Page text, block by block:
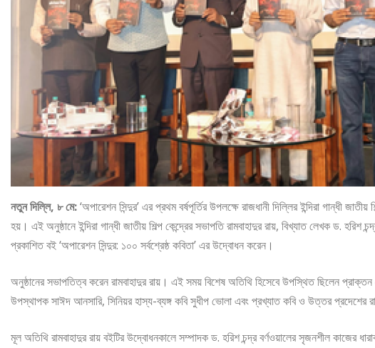
নতুন দিল্লি, ৮ মে:‘অপারেশন সিন্দুর’ এর প্রথম বর্ষপূর্তির উপলক্ষে রাজধানী দিল্লির ইন্দিরা গান্ধী
হয়। এই অনুষ্ঠানে ইন্দিরা গান্ধী জাতীয় শিল্প কেন্দ্রের সভাপতি রামবাহাদুর রায়, বিখ্যাত লেখক ড. হরিশ
প্রকাশিত বই ‘অপারেশন সিন্দুর: ১০০ সর্বশ্রেষ্ঠ কবিতা’ এর উদ্বোধন করেন।
অনুষ্ঠানের সভাপতিত্ব করেন রামবাহাদুর রায়। এই সময় বিশেষ অতিথি হিসেবে উপস্থিত ছিলেন প্রাক্তন
উপস্থাপক সাঈদ আনসারি, সিনিয়র হাস্য-ব্যঙ্গ কবি সুধীপ ভোলা এবং প্রখ্যাত কবি ও উত্তর প্রদেশের
মূল অতিথি রামবাহাদুর রায় বইটির উদ্বোধনকালে সম্পাদক ড. হরিশ চন্দ্র বর্ণওয়ালের সৃজনশীল কাজের